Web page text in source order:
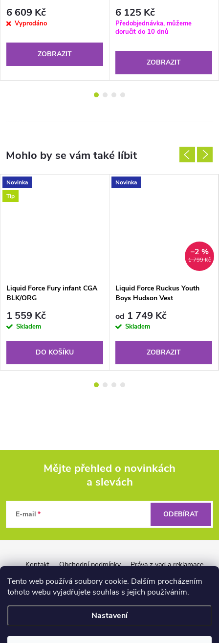
Tento web používá soubory cookie. Dalším procházením
tohoto webu vyjadřujete souhlas s jejich používáním.
Nastavení
6 609 Kč
Vyprodáno
ZOBRAZIT
6 125 Kč
Předobjednávka, můžeme
doručit do 10 dnů
ZOBRAZIT
Novinka
Tip
Liquid Force Fury infant CGA
BLK/ORG
1 559 Kč
Skladem
DO KOŠÍKU
Novinka
1 799 Kč
–2 %
Liquid Force Ruckus Youth
Boys Hudson Vest
od 1 749 Kč
Skladem
ZOBRAZIT
p
a
Mějte přehled o novinkách
a slevách
E-mail ODEBÍRAT
Kontakt Obchodní podmínky
Práva z vad a reklamace
Záruka Liquid Force
Reklamační řád pro firmy
Copyright 2026wakeshop.cz. Všechna práva vyhrazena.